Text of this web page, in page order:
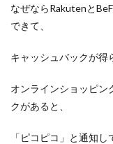
なぜならRakutenと
できて、
キャッシュバックが得
オンラインショッピン
クがあると、
「ピコピコ」と通知し